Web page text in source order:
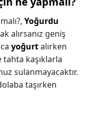
Yoğurdu
alırsanız geniş
yoğurtalırken
tahta kaşıklarla
sulanmayacaktır.
taşırken